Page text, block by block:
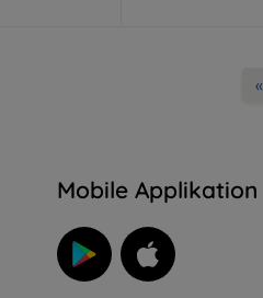
«
Mobile Applikation